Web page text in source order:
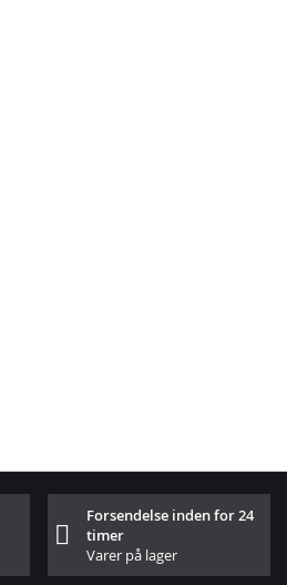
Forsendelse inden for 24
timer
Varer på lager